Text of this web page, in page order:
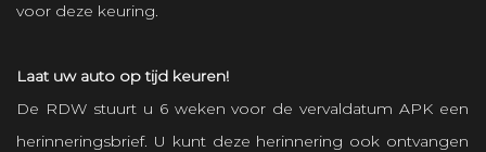
voor deze keuring.
Laat uw auto op tijd keuren!
De RDW stuurt u 6 weken voor de vervaldatum APK een
herinneringsbrief. U kunt deze herinnering ook ontvangen